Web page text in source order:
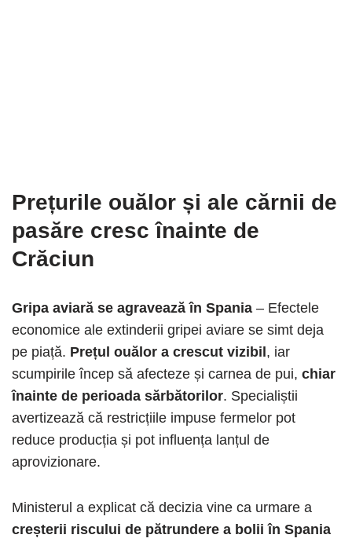
Prețurile ouălor și ale cărnii de
pasăre cresc înainte de
Crăciun
Gripa aviară se agravează în Spania – Efectele
economice ale extinderii gripei aviare se simt deja
pe piață. Prețul ouălor a crescut vizibil, iar
scumpirile încep să afecteze și carnea de pui, chiar
înainte de perioada sărbătorilor. Specialiștii
avertizează că restricțiile impuse fermelor pot
reduce producția și pot influența lanțul de
aprovizionare.
Ministerul a explicat că decizia vine ca urmare a
creșterii riscului de pătrundere a bolii în Spania